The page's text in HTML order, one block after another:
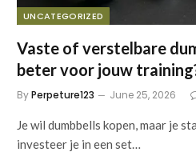
UNCATEGORIZED
Vaste of verstelbare
beter voor jouw
ByPerpeture123 June 25, 2026
Je wil dumbbells kopen, maar je
investeer je in een set…